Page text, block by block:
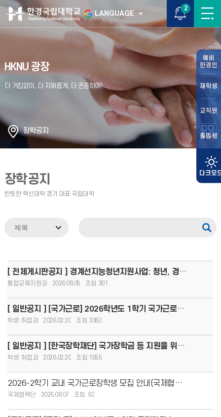
LANGUAGE
2
예비
한경인
재학생
교직원
졸업생
HKNU 광장
장학공지
장학공지
[ 전체게시판공지 ] 경계선지능청년지원사업: 청년, 경계를 넘어 커리어 도약!(8.13.(목)까지 모집, 1인당
통합교육지원과 2026.08.05 301
[ 일반공지 ] [국가근로] 2026학년도 1학기 국가근로장학생 사전교육 자료 안내
학생·취업과 2026.02.20 3363
[ 일반공지 ] [한국장학재단] 국가장학금 등 지원을 위한 학자금 지원구간 개편 사전 안내
학생·취업과 2026.02.20 1655
2026-2학기 교내 국가근로장학생 모집 안내(국제협력단)
국제협력단 2026.08.07 93